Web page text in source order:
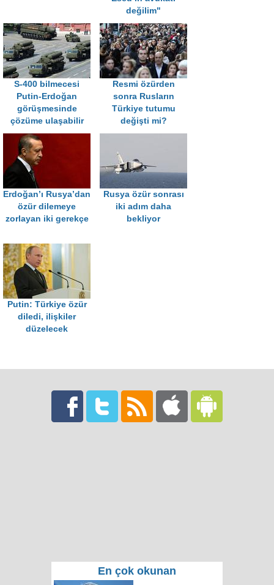
değilim"
S-400 bilmecesi
Putin-Erdoğan
görüşmesinde
çözüme ulaşabilir
Resmi özürden
sonra Rusların
Türkiye tutumu
değişti mi?
Erdoğan’ı Rusya’dan
özür dilemeye
zorlayan iki gerekçe
Rusya özür sonrası
iki adım daha
bekliyor
Putin: Türkiye özür
diledi, ilişkiler
düzelecek
En çok okunan